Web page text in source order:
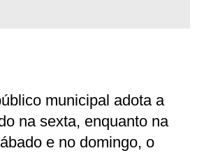
municipal adota a
na sexta, enquanto na
e no domingo, o